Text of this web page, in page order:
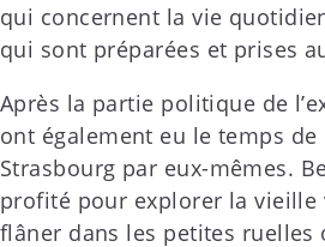
qui concernent la vie
qui sont préparées et prises
Après la partie politique de
ont également eu le temps
Strasbourg par eux-mêmes.
profité pour explorer la vieille
flâner dans les petites ruelles